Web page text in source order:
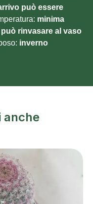
può essere
minima
può rinvasare al vaso
inverno
anche